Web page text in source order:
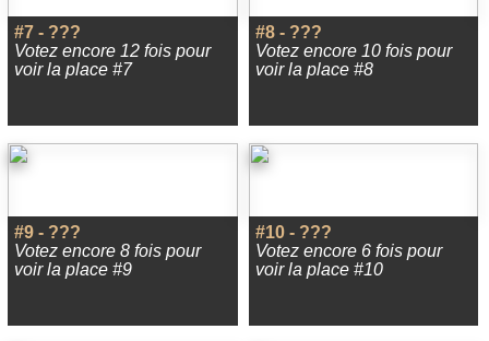
#7 - ???
Votez encore 12 fois pour
voir la place #7
#8 - ???
Votez encore 10 fois pour
voir la place #8
#9 - ???
Votez encore 8 fois pour
voir la place #9
#10 - ???
Votez encore 6 fois pour
voir la place #10